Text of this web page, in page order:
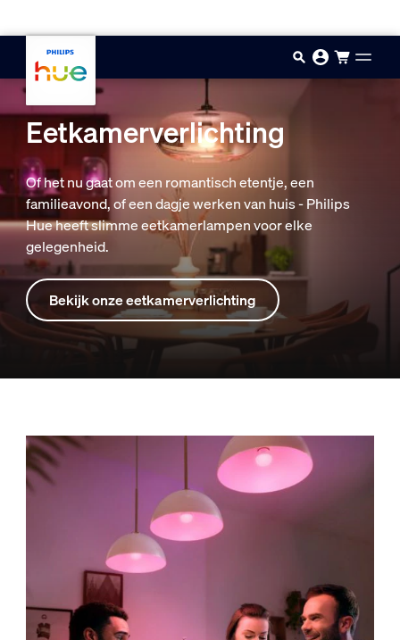
Eetkamerverlichting
Of het nu gaat om een romantisch etentje, een
familieavond, of een dagje werken van huis - Philips
Hue heeft slimme eetkamerlampen voor elke
gelegenheid.
Bekijk onze eetkamerverlichting